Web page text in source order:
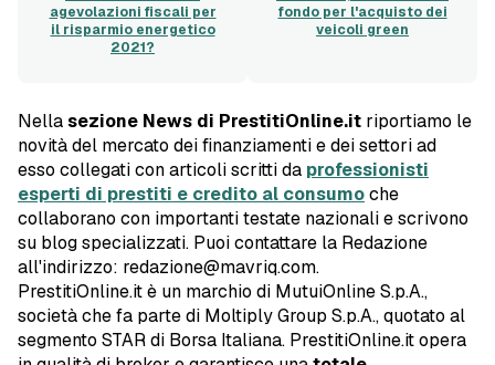
agevolazioni fiscali per
il risparmio energetico
2021?
fondo per l'acquisto dei
veicoli green
Nellasezione News di PrestitiOnline.it riportiamo le
novità del mercato dei finanziamenti e dei settori ad
esso collegati con articoli scritti da professionisti
esperti di prestiti e credito al consumoche
collaborano con importanti testate nazionali e scrivono
su blog specializzati. Puoi contattare la Redazione
all'indirizzo: redazione@mavriq.com.
PrestitiOnline.it è un marchio di MutuiOnline S.p.A.,
società che fa parte di Moltiply Group S.p.A., quotato al
segmento STAR di Borsa Italiana. PrestitiOnline.it opera